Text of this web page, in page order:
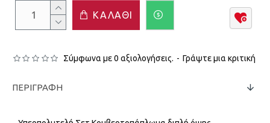
Σύμφωνα με 0 αξιολογήσεις. - Γράψτε μια κριτική
ΚΑΛΆΘΙ
ΠΕΡΙΓΡΑΦΉ